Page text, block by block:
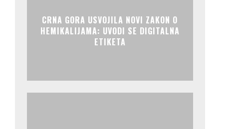
CRNA GORA USVOJILA NOVI ZAKON O
HEMIKALIJAMA: UVODI SE DIGITALNA
ETIKETA